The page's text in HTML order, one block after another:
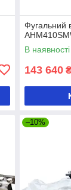
Фугальний
В наявності
143 640
–10%